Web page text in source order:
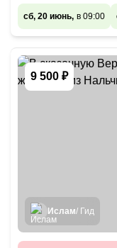
сб, 20 июнь, в 09:00
9 500 ₽
Ислам/ Гид